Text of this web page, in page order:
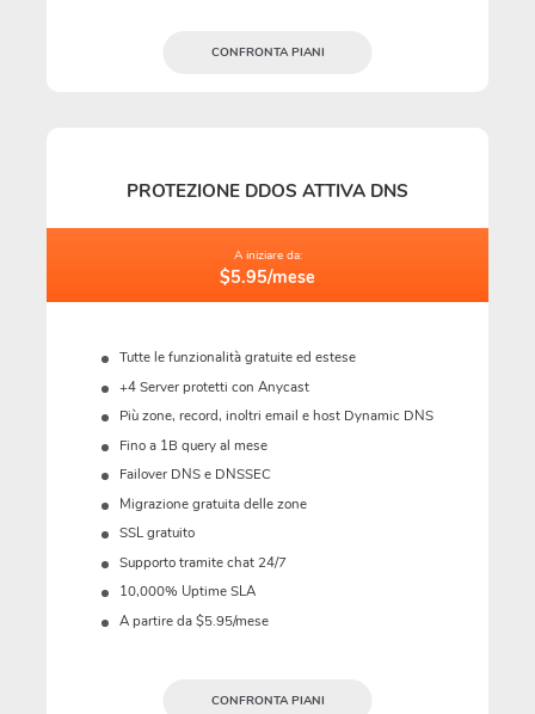
CONFRONTA PIANI
PROTEZIONE DDOS ATTIVA DNS
A iniziare da:
$5.95/mese
Tutte le funzionalità gratuite ed estese
+4 Server protetti con Anycast
Più zone, record, inoltri email e host Dynamic DNS
Fino a 1B query al mese
Failover DNS e DNSSEC
Migrazione gratuita delle zone
SSL gratuito
Supporto tramite chat 24/7
10,000% Uptime SLA
A partire da $5.95/mese
CONFRONTA PIANI